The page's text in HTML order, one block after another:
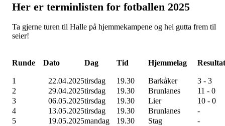
Her er terminlisten for fotballen 2025
Ta gjerne turen til Halle på hjemmekampene og hei gutta frem til
seier!
Runde Dato Dag Tid Hjemmelag Resultat
1 22.04.2025tirsdag 19.30 Barkåker
3 - 3
2
29.04.2025tirsdag 19.30 Brunlanes
11 - 0
3
06.05.2025tirsdag 19.30 Lier
10 - 0
4
13.05.2025tirsdag 19.30 Brunlanes
-
5
19.05.2025mandag 19.30 Stag -